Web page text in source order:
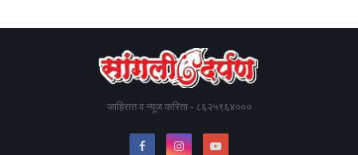
जाहिरात व न्यूज करिता - ८६२५९६४०००